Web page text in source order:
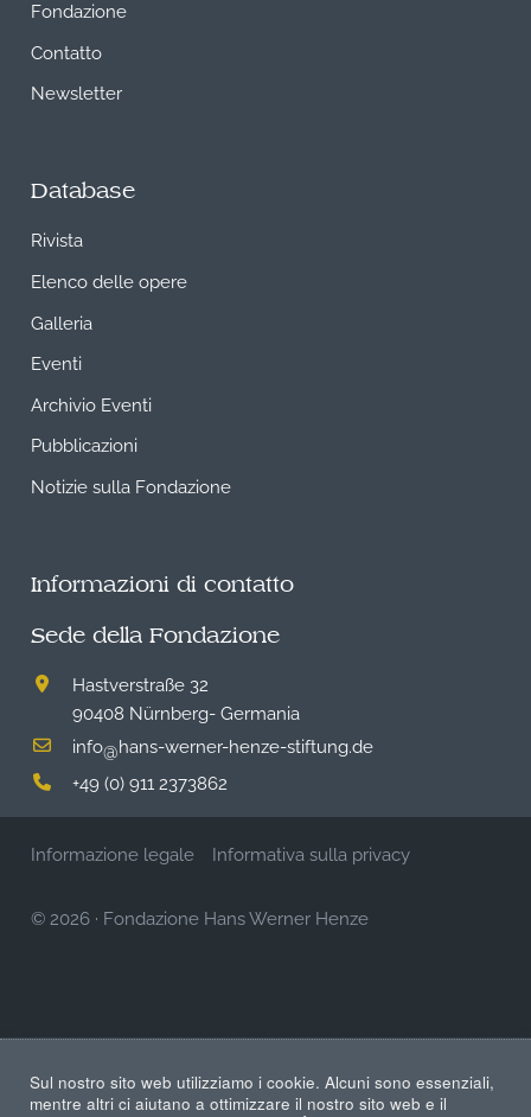
Fondazione
Contatto
Newsletter
Database
Rivista
Elenco delle opere
Galleria
Eventi
Archivio Eventi
Pubblicazioni
Notizie sulla Fondazione
Informazioni di contatto
Sede della Fondazione
Hastverstraße 32
90408 Nürnberg- Germania
info@hans-werner-henze-stiftung.de
+49 (0) 911 2373862
Informazione legale Informativa sulla privacy
© 2026 · Fondazione Hans Werner Henze
Sul nostro sito web utilizziamo i cookie. Alcuni sono essenziali,
mentre altri ci aiutano a ottimizzare il nostro sito web e il